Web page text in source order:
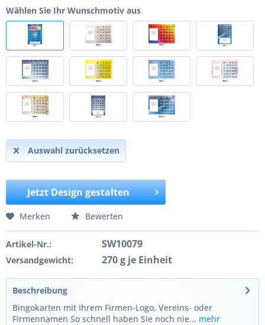
Wählen Sie Ihr Wunschmotiv aus
Auswahl zurücksetzen
Jetzt Design gestalten
Merken Bewerten
Artikel-Nr.: SW10079
Versandgewicht: 270 g je Einheit
Beschreibung
Bingokarten mit Ihrem Firmen-Logo, Vereins- oder
Firmennamen So schnell haben Sie noch nie... mehr